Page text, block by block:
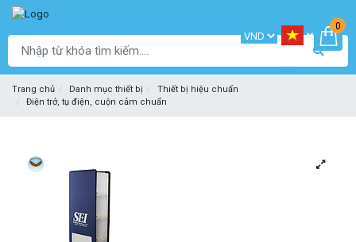
0
Trang chủ Danh mục thiết bị
Thiết bị hiệu chuẩn
Điện trở, tụ điện, cuộn cảm chuẩn